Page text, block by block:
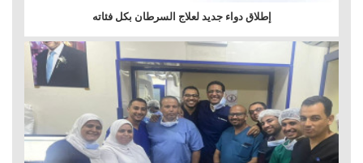
إطلاق دواء جديد لعلاج السرطان بكل فئاته